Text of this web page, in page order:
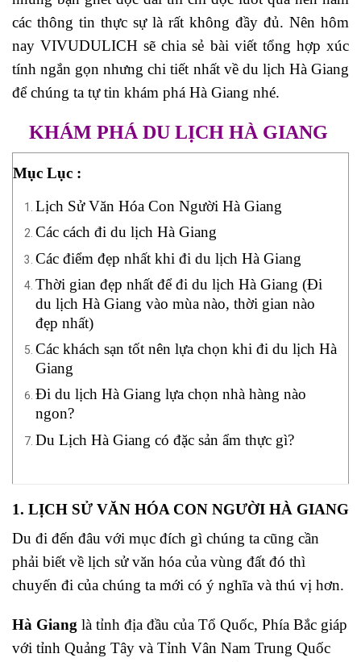
các thông tin thực sự là rất không đầy đủ. Nên hôm
nay VIVUDULICH sẽ chia sẻ bài viết tổng hợp xúc
tính ngắn gọn nhưng chi tiết nhất về du lịch Hà Giang
để chúng ta tự tin khám phá Hà Giang nhé.
KHÁM PHÁ DU LỊCH HÀ GIANG
Mục Lục :
Lịch Sử Văn Hóa Con Người Hà Giang
Các cách đi du lịch Hà Giang
Các điểm đẹp nhất khi đi du lịch Hà Giang
Thời gian đẹp nhất để đi du lịch Hà Giang (Đi
du lịch Hà Giang vào mùa nào, thời gian nào
đẹp nhất)
Các khách sạn tốt nên lựa chọn khi đi du lịch Hà
Giang
Đi du lịch Hà Giang lựa chọn nhà hàng nào
ngon?
Du Lịch Hà Giang có đặc sản ẩm thực gì?
1. LỊCH SỬ VĂN HÓA CON NGƯỜI HÀ GIANG
Du đi đến đâu với mục đích gì chúng ta cũng cần
phải biết về lịch sử văn hóa của vùng đất đó thì
chuyến đi của chúng ta mới có ý nghĩa và thú vị hơn.
Hà Giang là tỉnh địa đầu của Tổ Quốc, Phía Bắc giáp
với tỉnh Quảng Tây và Tỉnh Vân Nam Trung Quốc